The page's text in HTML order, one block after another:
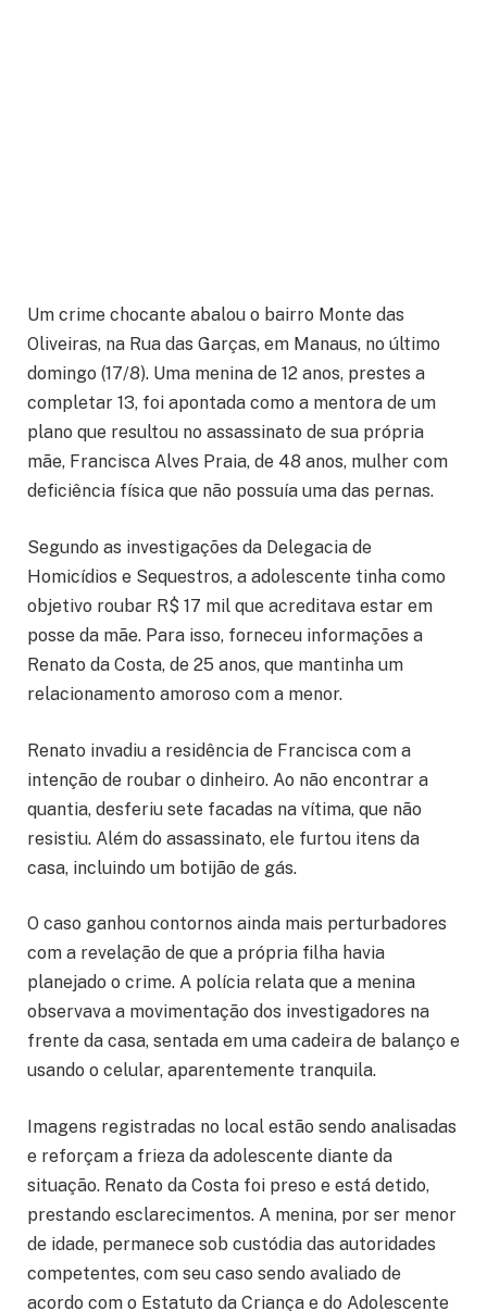
Um crime chocante abalou o bairro Monte das
Oliveiras, na Rua das Garças, em Manaus, no último
domingo (17/8). Uma menina de 12 anos, prestes a
completar 13, foi apontada como a mentora de um
plano que resultou no assassinato de sua própria
mãe, Francisca Alves Praia, de 48 anos, mulher com
deficiência física que não possuía uma das pernas.
Segundo as investigações da Delegacia de
Homicídios e Sequestros, a adolescente tinha como
objetivo roubar R$ 17 mil que acreditava estar em
posse da mãe. Para isso, forneceu informações a
Renato da Costa, de 25 anos, que mantinha um
relacionamento amoroso com a menor.
Renato invadiu a residência de Francisca com a
intenção de roubar o dinheiro. Ao não encontrar a
quantia, desferiu sete facadas na vítima, que não
resistiu. Além do assassinato, ele furtou itens da
casa, incluindo um botijão de gás.
O caso ganhou contornos ainda mais perturbadores
com a revelação de que a própria filha havia
planejado o crime. A polícia relata que a menina
observava a movimentação dos investigadores na
frente da casa, sentada em uma cadeira de balanço e
usando o celular, aparentemente tranquila.
Imagens registradas no local estão sendo analisadas
e reforçam a frieza da adolescente diante da
situação. Renato da Costa foi preso e está detido,
prestando esclarecimentos. A menina, por ser menor
de idade, permanece sob custódia das autoridades
competentes, com seu caso sendo avaliado de
acordo com o Estatuto da Criança e do Adolescente